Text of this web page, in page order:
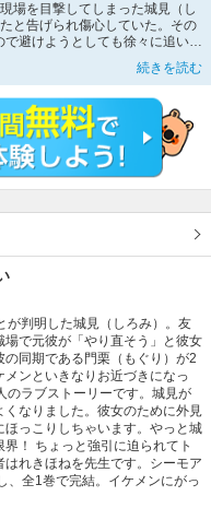
場を目撃してしまった城見（し
と告げられ傷心していた。その
避けようとしても徐々に追い込
ころに「俺の彼女だから」と助
門栗（もぐり）さんだった。
て…!?【コミックシーモア毎月
続きを読む
が判明した城見（しろみ）。友
で元彼が「やり直そう」と彼女
同期である門栗（もぐり）が2
ンといきなりお近づきになっ
ラブストーリーです。城見が
なりました。彼女のために外見
っこりしちゃいます。やっと城
！ ちょっと強引に迫られてト
れきほねを先生です。シーモア
、全1巻で完結。イケメンにがっ